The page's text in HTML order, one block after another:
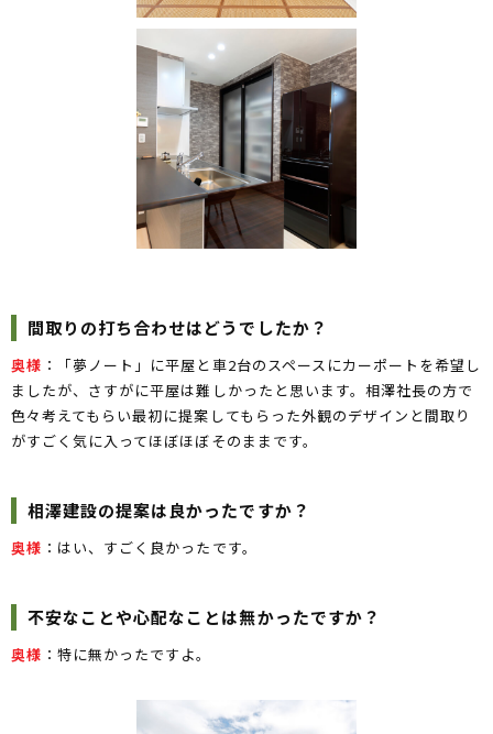
間取りの打ち合わせはどうでしたか？
奥様 ：「夢ノート」に平屋と車2台のスペースにカーポートを希望し
ましたが、さすがに平屋は難しかったと思います。相澤社長の方で
色々考えてもらい最初に提案してもらった外観のデザインと間取り
がすごく気に入ってほぼほぼそのままです。
相澤建設の提案は良かったですか？
奥様 ：はい、すごく良かったです。
不安なことや心配なことは無かったですか？
奥様 ：特に無かったですよ。